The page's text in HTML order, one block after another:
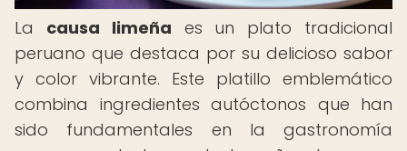
La causa limeña es un plato tradicional
peruano que destaca por su delicioso sabor
y color vibrante. Este platillo emblemático
combina ingredientes autóctonos que han
sido fundamentales en la gastronomía